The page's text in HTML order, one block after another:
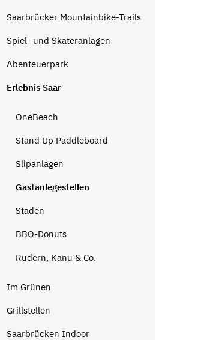
Saarbrücker Mountainbike-Trails
Spiel- und Skateranlagen
Abenteuerpark
Erlebnis Saar
OneBeach
Stand Up Paddleboard
Slipanlagen
Gastanlegestellen
Staden
BBQ-Donuts
Rudern, Kanu & Co.
Im Grünen
Grillstellen
Saarbrücken Indoor